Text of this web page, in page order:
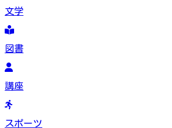
文学
図書
講座
スポーツ